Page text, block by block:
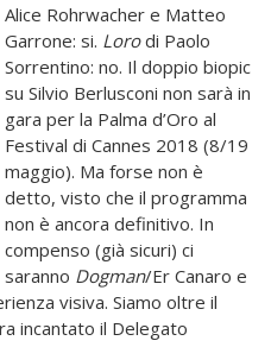
Alice Rohrwacher e Matteo
Garrone: si. Lorodi Paolo
Sorrentino: no. Il doppio biopic
su Silvio Berlusconi non sarà in
gara per la Palma d’Oro al
Festival di Cannes 2018 (8/19
maggio). Ma forse non è
detto, visto che il programma
non è ancora definitivo. In
compenso (già sicuri) ci
saranno Dogman/Er Canaro e
visiva. Siamo oltre il
incantato il Delegato